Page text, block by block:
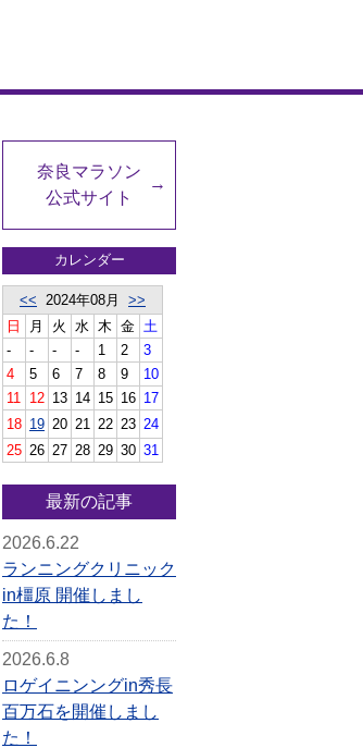
奈良マラソン
公式サイト
カレンダー
<< 2024年08月 >>
日
月 火 水 木 金 土
-
- - - 1 2
3
4
5 6 7 8 9
10
11
12 13 14 15 16 17
18 19 20 21 22 23 24
25 26 27 28 29 30 31
最新の記事
2026.6.22
ランニングクリニック
in橿原 開催しまし
た！
2026.6.8
ロゲイニンングin秀長
百万石を開催しまし
た！